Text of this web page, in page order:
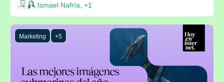
Ismael Nafría, +1
Marketing +5